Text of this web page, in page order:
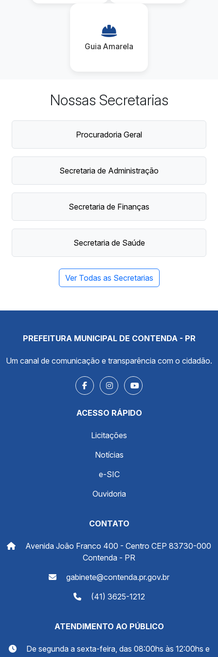
Guia Amarela
Nossas Secretarias
Procuradoria Geral
Secretaria de Administração
Secretaria de Finanças
Secretaria de Saúde
Ver Todas as Secretarias
PREFEITURA MUNICIPAL DE CONTENDA - PR
Um canal de comunicação e transparência com o cidadão.
ACESSO RÁPIDO
Licitações
Notícias
e-SIC
Ouvidoria
CONTATO
Avenida João Franco 400 - Centro CEP 83730-000
Contenda - PR
gabinete@contenda.pr.gov.br
(41) 3625-1212
ATENDIMENTO AO PÚBLICO
De segunda a sexta-feira, das 08:00hs às 12:00hs e